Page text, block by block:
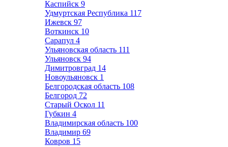
Каспийск 9
Удмуртская Республика 117
Ижевск 97
Воткинск 10
Сарапул 4
Ульяновская область 111
Ульяновск 94
Димитровград 14
Новоульяновск 1
Белгородская область 108
Белгород 72
Старый Оскол 11
Губкин 4
Владимирская область 100
Владимир 69
Ковров 15